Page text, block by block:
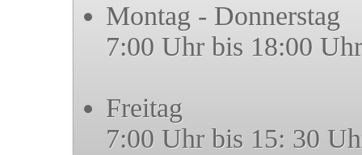
Montag - Donnerstag
7:00 Uhr bis 18:00 Uhr
Freitag
7:00 Uhr bis 15: 30